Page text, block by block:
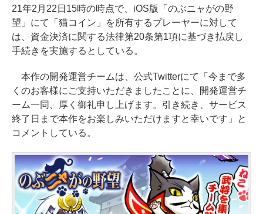
21年2月22日15時の時点で、iOS版「のぶニャがの野
望」にて「猫コイン」を所有するプレーヤーに対して
は、資金決済に関する法律第20条第1項に基づき払戻し
手続きを実施するとしている。
本作の開発運営チームは、公式Twitterにて「今まで多
くのお客様にご支持いただきましたことに、開発運営チ
ーム一同、厚く御礼申し上げます。引き続き、サービス
終了日まで本作をお楽しみいただけますと幸いです」と
コメントしている。